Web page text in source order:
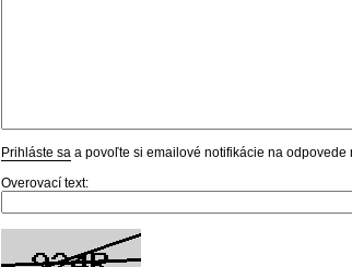
Prihláste sa a povoľte si emailové notifikácie na odpovede
Overovací text: